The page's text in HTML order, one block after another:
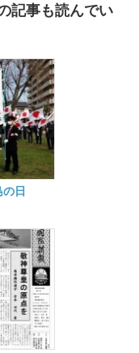
記事も読んでい
の日